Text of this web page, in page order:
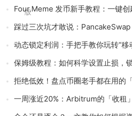
版
Four.Meme 发币新手教程：一键创建代币同步
踩过三次坑才敢说：PancakeSwap V3 Stable Pool 最容易翻车
动态锁定利润：手把手教你玩转“移动止盈
保姆级教程：如何科学设置止损，锁住利
拒绝低效！盘点币圈老手都在用的「批量余
一周涨近20%：Arbitrum的「收租」生意，因